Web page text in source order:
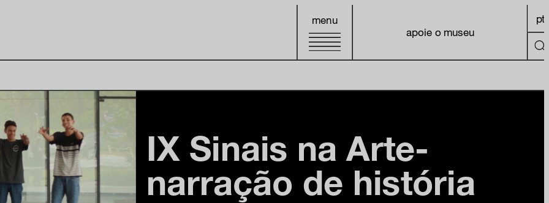
menu
apoie o museu
pt
IX Sinais na Arte-
narração de história